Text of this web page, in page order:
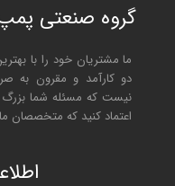
گروه صنعتی
ما مشتریان خود را با
دو کارآمد و مقرون به
نیست که مسئله شما بزرگ
اعتماد کنید که متخصصان
ا